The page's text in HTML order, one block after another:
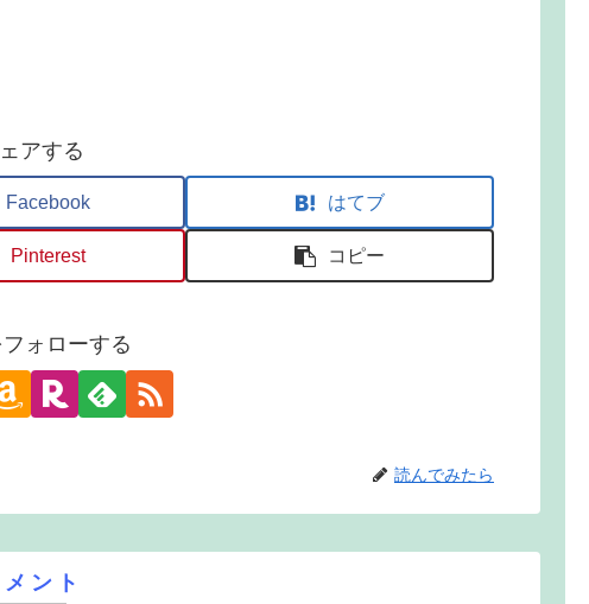
アする
Facebook はてブ
Pinterest コピー
ォローする
読んでみたら
ント